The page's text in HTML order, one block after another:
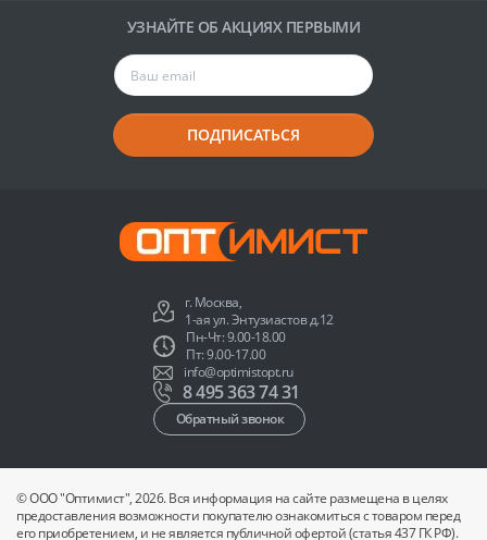
УЗНАЙТЕ ОБ АКЦИЯХ ПЕРВЫМИ
ПОДПИСАТЬСЯ
г. Москва,
1-ая ул. Энтузиастов д.12
Пн-Чт: 9.00-18.00
Пт: 9.00-17.00
info@optimistopt.ru
8 495 363 74 31
Обратный звонок
© ООО "Оптимист", 2026. Вся информация на сайте размещена в целях
предоставления возможности покупателю ознакомиться с товаром перед
его приобретением, и не является публичной офертой (статья 437 ГК РФ).